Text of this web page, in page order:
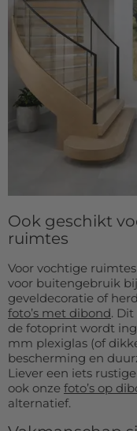
Ook geschikt
ruimtes
Voor vochtige
voor buitengebruik
geveldecoratie of
foto’s met dibond.
de fotoprint wordt
mm plexiglas (of
bescherming en
Liever een iets
ook onze foto’s op
alternatief.